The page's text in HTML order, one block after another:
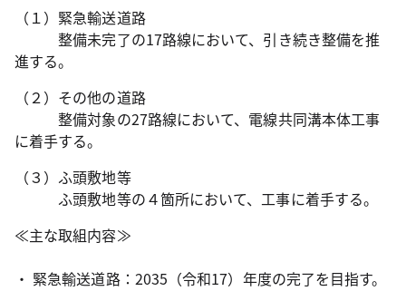
（１）緊急輸送道路
整備未完了の17路線において、引き続き整備を推
進する。
（２）その他の道路
整備対象の27路線において、電線共同溝本体工事
に着手する。
（３）ふ頭敷地等
ふ頭敷地等の４箇所において、工事に着手する。
≪主な取組内容≫
・ 緊急輸送道路：2035（令和17）年度の完了を目指す。